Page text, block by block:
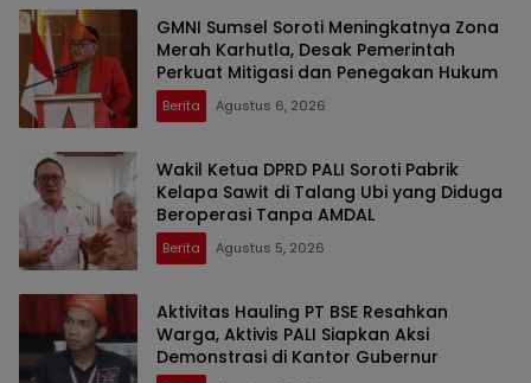
GMNI Sumsel Soroti Meningkatnya Zona
Merah Karhutla, Desak Pemerintah
Perkuat Mitigasi dan Penegakan Hukum
Berita Agustus 6, 2026
Wakil Ketua DPRD PALI Soroti Pabrik
Kelapa Sawit di Talang Ubi yang Diduga
Beroperasi Tanpa AMDAL
Berita Agustus 5, 2026
Aktivitas Hauling PT BSE Resahkan
Warga, Aktivis PALI Siapkan Aksi
Demonstrasi di Kantor Gubernur